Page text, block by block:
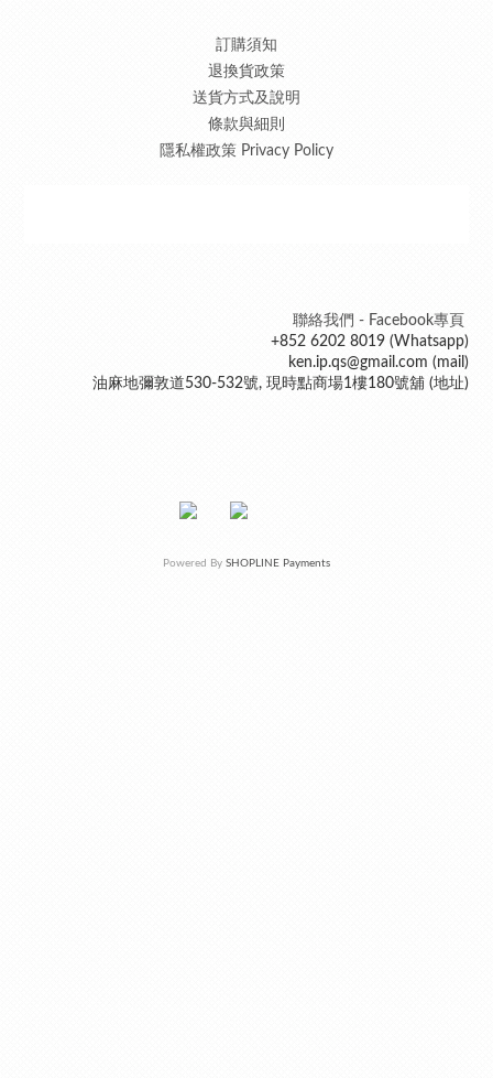
訂購須知
退換貨政策
送貨方式及說明
條款與細則
隱私權政策 Privacy Policy
聯絡我們 - Facebook專頁
+852 6202 8019 (Whatsapp)
ken.ip.qs@gmail.com (mail)
油麻地彌敦道530-532號, 現時點商場1樓180號舖 (地址)
Powered By SHOPLINE Payments